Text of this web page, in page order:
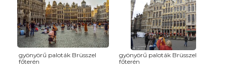
gyönyörű paloták Brüsszel
főterén
gyönyörű paloták Brüsszel
főterén